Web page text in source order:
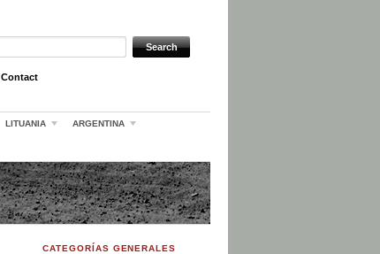
Contact
LITUANIA ARGENTINA
CATEGORÍAS GENERALES